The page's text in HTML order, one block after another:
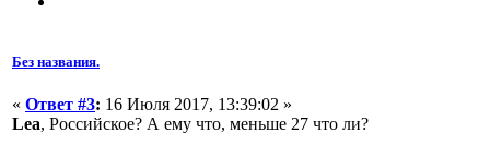
Без названия.
« Ответ #3: 16 Июля 2017, 13:39:02 »
Lea, Российское? А ему что, меньше 27 что ли?